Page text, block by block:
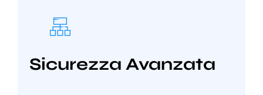
Sicurezza Avanzata